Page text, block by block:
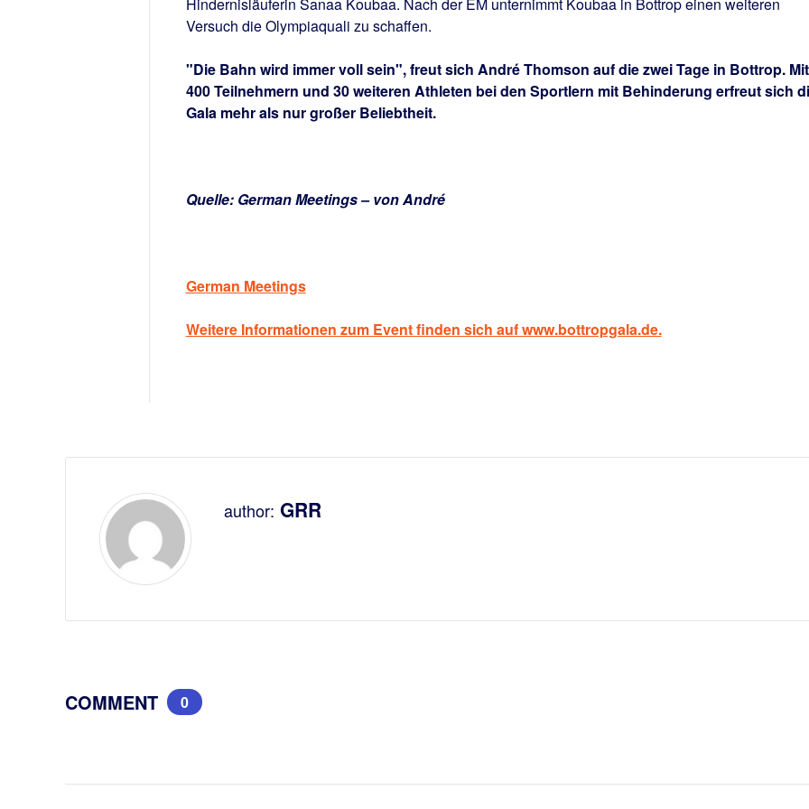
Hindernisläuferin Sanaa Koubaa. Nach der EM unternimmt Koubaa in Bottrop einen weiteren
Versuch die Olympiaquali zu schaffen.
"Die Bahn wird immer voll sein", freut sich André Thomson auf die zwei Tage in Bottrop. Mit
400 Teilnehmern und 30 weiteren Athleten bei den Sportlern mit Behinderung erfreut sich
Gala mehr als nur großer Beliebtheit.
Quelle: German Meetings – von André
German Meetings
Weitere Informationen zum Event finden sich auf www.bottropgala.de.
author: GRR
COMMENT 0